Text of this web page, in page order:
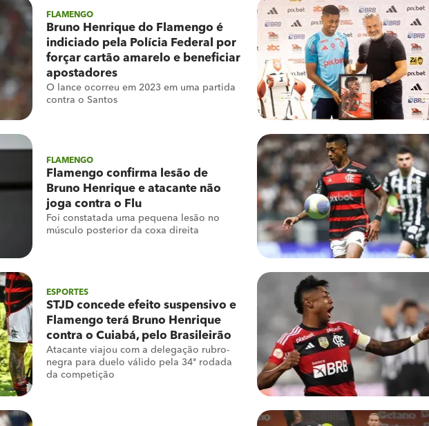
FLAMENGO
Bruno Henrique do Flamengo é
indiciado pela Polícia Federal por
forçar cartão amarelo e beneficiar
apostadores
O lance ocorreu em 2023 em uma partida
contra o Santos
FLAMENGO
Flamengo confirma lesão de
Bruno Henrique e atacante não
joga contra o Flu
Foi constatada uma pequena lesão no
músculo posterior da coxa direita
ESPORTES
STJD concede efeito suspensivo e
Flamengo terá Bruno Henrique
contra o Cuiabá, pelo Brasileirão
Atacante viajou com a delegação rubro-
negra para duelo válido pela 34ª rodada
da competição